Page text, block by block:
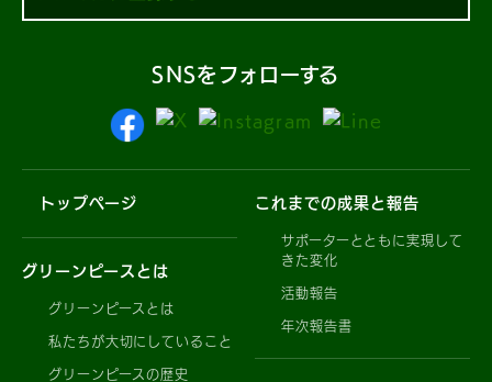
SNSをフォローする
トップページ
グリーンピースとは
グリーンピースとは
私たちが大切にしていること
グリーンピースの歴史
これまでの成果と報告
サポーターとともに実現して
きた変化
活動報告
年次報告書